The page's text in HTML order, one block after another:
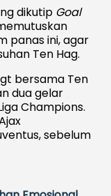
dikutip Goal
panas ini, agar
Ten Hag.
bersama Ten
dua gelar
Champions.
sebelum